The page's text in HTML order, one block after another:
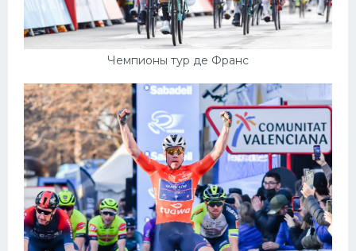
Чемпионы тур де Франс